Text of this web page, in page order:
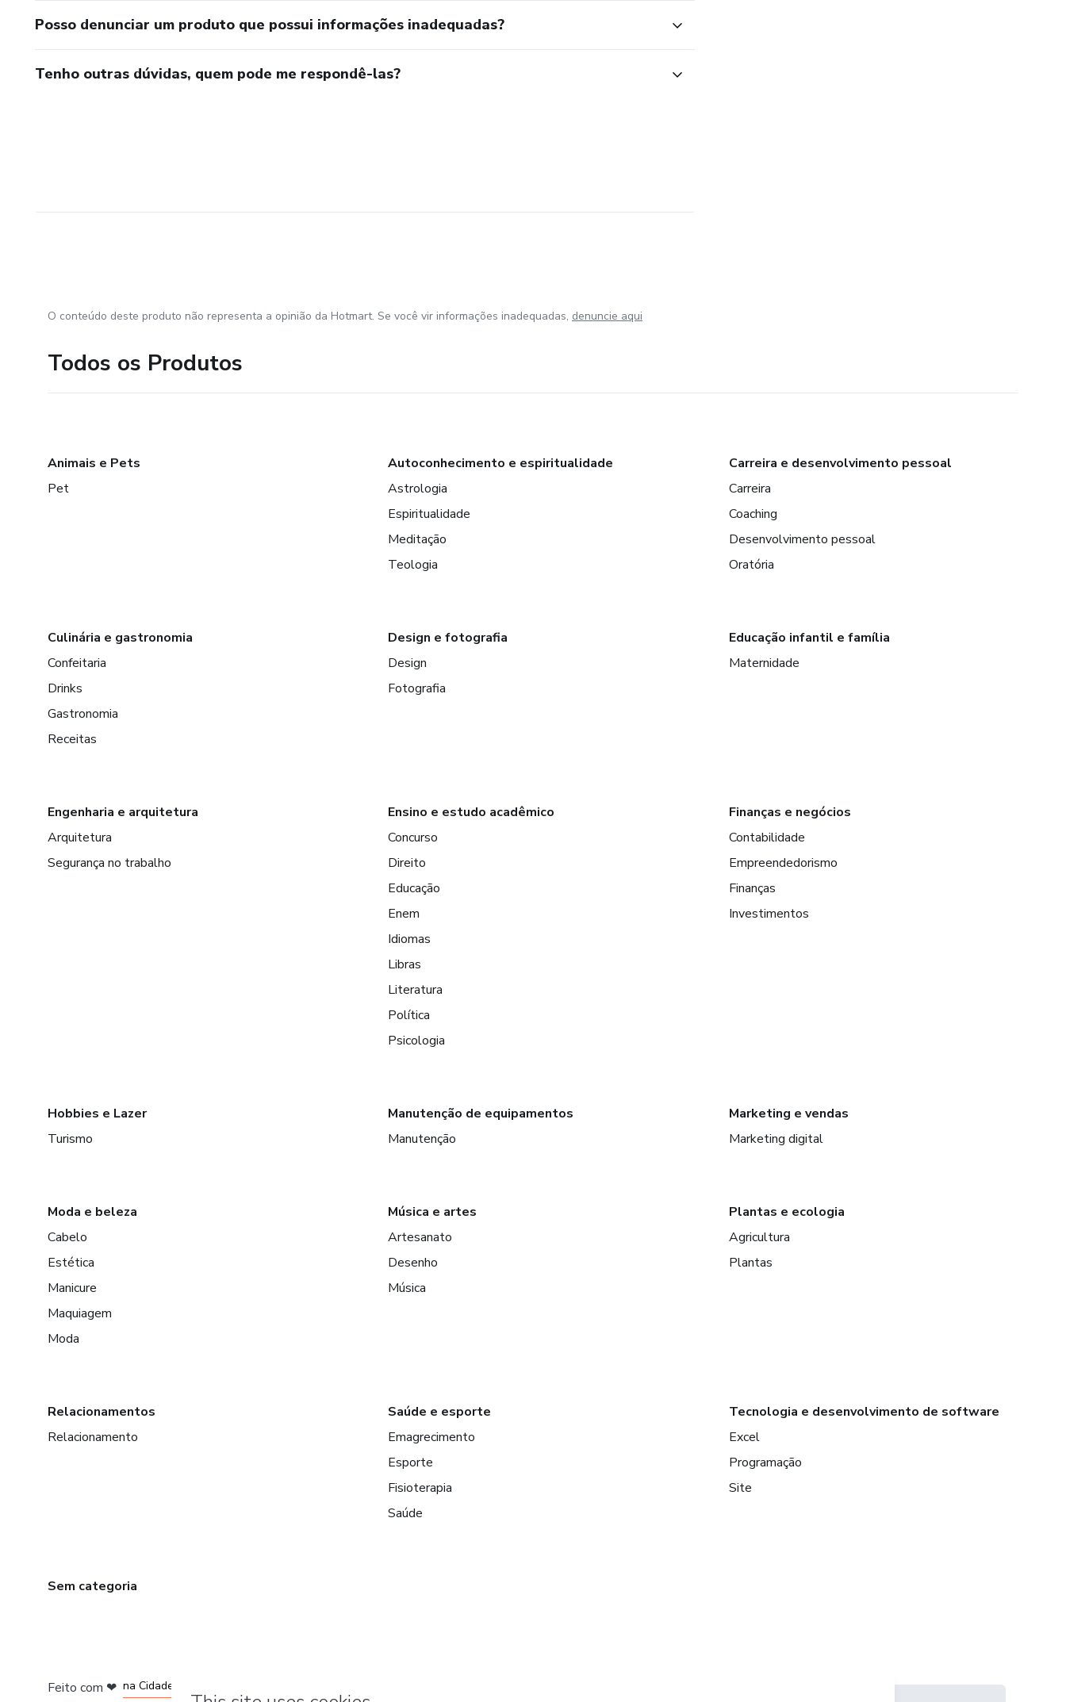
Posso denunciar um produto que possui informações inadequadas?
Tenho outras dúvidas, quem pode me respondê-las?
O conteúdo deste produto não representa a opinião da Hotmart. Se você vir informações inadequadas, denuncie aqui
Todos os Produtos
Animais e Pets
Pet
Autoconhecimento e espiritualidade
Astrologia
Espiritualidade
Meditação
Teologia
Carreira e desenvolvimento pessoal
Carreira
Coaching
Desenvolvimento pessoal
Oratória
Culinária e gastronomia
Confeitaria
Drinks
Gastronomia
Receitas
Design e fotografia
Design
Fotografia
Educação infantil e família
Maternidade
Engenharia e arquitetura
Arquitetura
Segurança no trabalho
Ensino e estudo acadêmico
Concurso
Direito
Educação
Enem
Idiomas
Libras
Literatura
Política
Psicologia
Finanças e negócios
Contabilidade
Empreendedorismo
Finanças
Investimentos
Hobbies e Lazer
Turismo
Manutenção de equipamentos
Manutenção
Marketing e vendas
Marketing digital
Moda e beleza
Cabelo
Estética
Manicure
Maquiagem
Moda
Música e artes
Artesanato
Desenho
Música
Plantas e ecologia
Agricultura
Plantas
Relacionamentos
Relacionamento
Saúde e esporte
Emagrecimento
Esporte
Fisioterapia
Saúde
Tecnologia e desenvolvimento de software
Excel
Programação
Site
Sem categoria
Feito com ❤ na Cidade do México